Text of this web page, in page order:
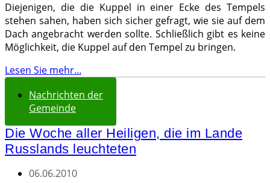
Diejenigen, die die Kuppel in einer Ecke des Tempels
stehen sahen, haben sich sicher gefragt, wie sie auf dem
Dach angebracht werden sollte. Schließlich gibt es keine
Möglichkeit, die Kuppel auf den Tempel zu bringen.
Lesen Sie mehr...
Nachrichten der
Gemeinde
Die Woche aller Heiligen, die im Lande
Russlands leuchteten
06.06.2010